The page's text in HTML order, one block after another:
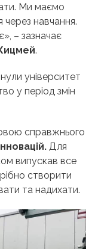
Ми маємо
навчання.
– зазначає
.
університет
у період змін
справжнього
Для
випускав все
створити
та надихати.